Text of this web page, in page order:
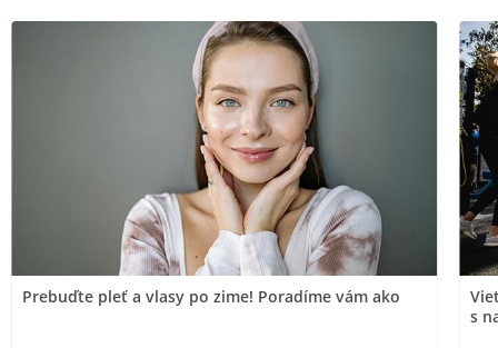
Prebuďte pleť a vlasy po zime! Poradíme vám ako
s